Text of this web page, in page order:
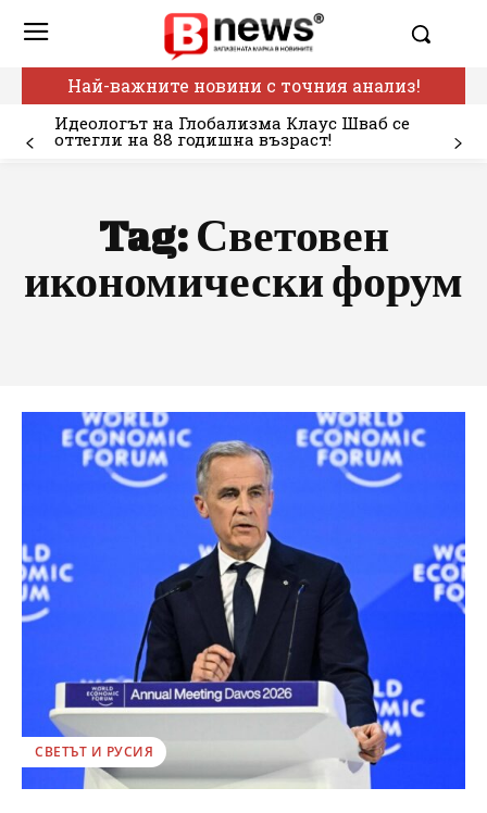
Най-важните новини с точния анализ!
Идеологът на Глобализма Клаус Шваб се
оттегли на 88 годишна възраст!
Tag: Световен
икономически форум
СВЕТЪТ И РУСИЯ